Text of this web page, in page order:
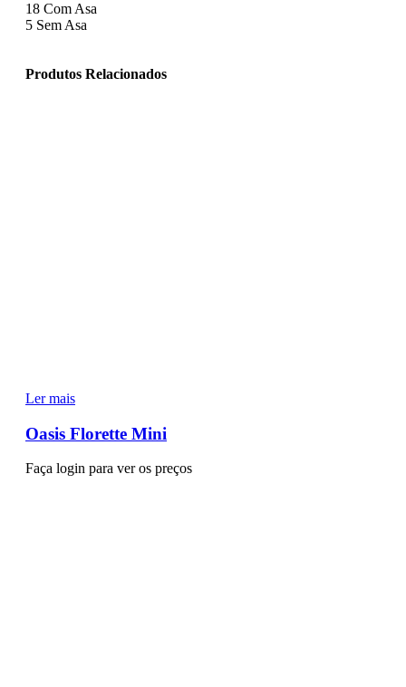
18 Com Asa
5 Sem Asa
Produtos Relacionados
Ler mais
Oasis Florette Mini
Faça login para ver os preços